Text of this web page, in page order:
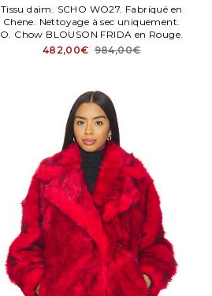
Tissu daim. SCHO WO27. Fabriqué en
Chene. Nettoyage à sec uniquement.
O. Chow BLOUSON FRIDA en Rouge.
482,00€ 984,00€